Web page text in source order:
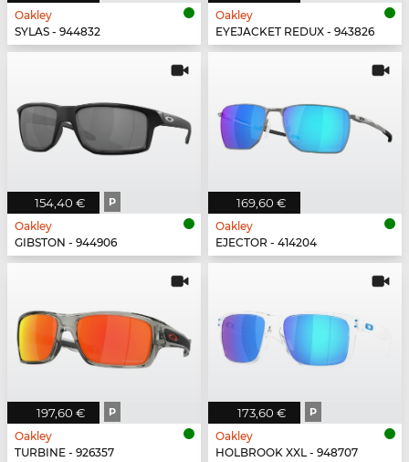
Oakley
SYLAS - 944832
Oakley
EYEJACKET REDUX - 943826
154,40 € P
Oakley
GIBSTON - 944906
169,60 €
Oakley
EJECTOR - 414204
197,60 € P
Oakley
TURBINE - 926357
173,60 € P
Oakley
HOLBROOK XXL - 948707